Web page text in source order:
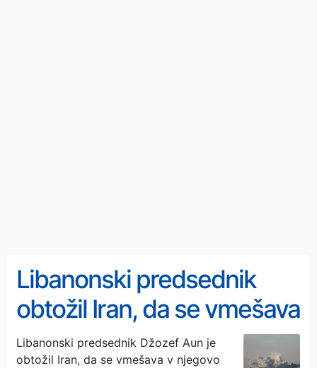
Libanonski predsednik
obtožil Iran, da se vmešava
v Libanon
Libanonski predsednik Džozef Aun je
obtožil Iran, da se vmešava v njegovo